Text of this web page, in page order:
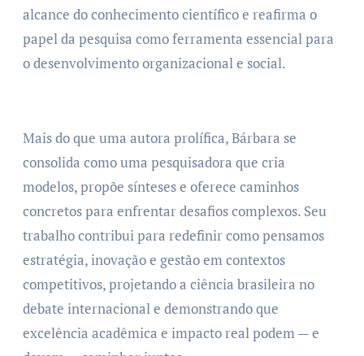
alcance do conhecimento científico e reafirma o
papel da pesquisa como ferramenta essencial para
o desenvolvimento organizacional e social.
Mais do que uma autora prolífica, Bárbara se
consolida como uma pesquisadora que cria
modelos, propõe sínteses e oferece caminhos
concretos para enfrentar desafios complexos. Seu
trabalho contribui para redefinir como pensamos
estratégia, inovação e gestão em contextos
competitivos, projetando a ciência brasileira no
debate internacional e demonstrando que
excelência acadêmica e impacto real podem — e